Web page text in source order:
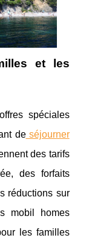
et les
spéciales
deséjourner
des tarifs
des forfaits
réductions sur
mobil homes
les familles